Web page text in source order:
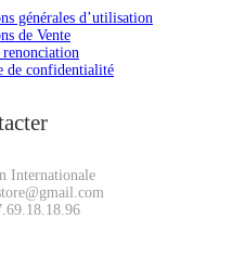
générales d’utilisation
de Vente
de confidentialité
Internationale